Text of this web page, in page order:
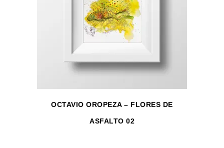
OCTAVIO OROPEZA – FLORES DE
ASFALTO 02